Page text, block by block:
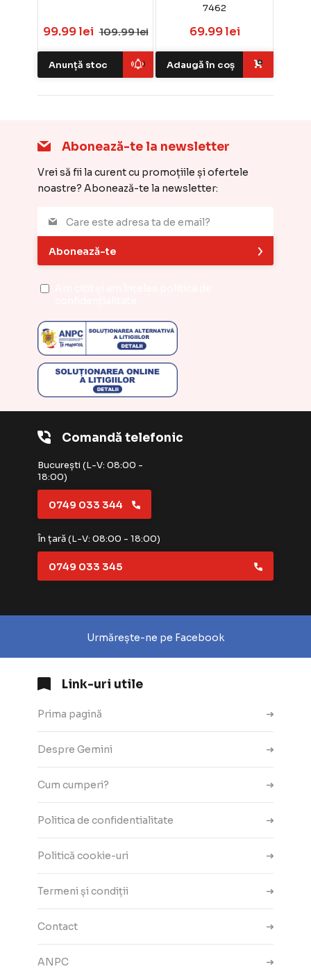
99.99 lei 109.99 lei
Anunță stoc
7462
69.99 lei
Adaugă în coș
Comandă telefonic
București (L-V: 08:00 -
18:00)
0749 033 344
În țară (L-V: 08:00 - 18:00)
0749 033 345
Urmărește-ne pe Facebook
Link-uri utile
Prima pagină
Despre Gemini
Cum cumperi?
Politica de confidentialitate
Politică cookie-uri
Termeni și condiții
Contact
ANPC
Abonează-te la newsletter
Vrei să fii la curent cu promoțiile și ofertele
noastre? Abonează-te la newsletter:
Abonează-te